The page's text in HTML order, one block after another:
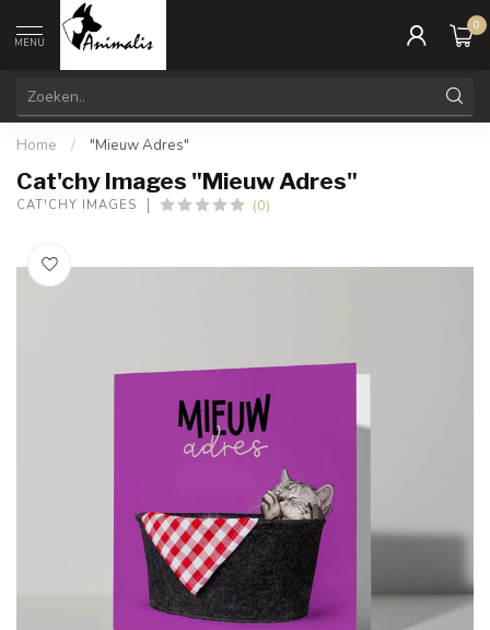
MENU
0
Home / "Mieuw Adres"
Cat'chy Images "Mieuw Adres"
CAT'CHY IMAGES (0)